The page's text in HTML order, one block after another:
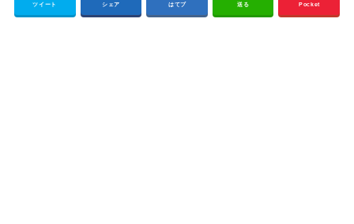
ツイート シェア はてブ 送る Pocket